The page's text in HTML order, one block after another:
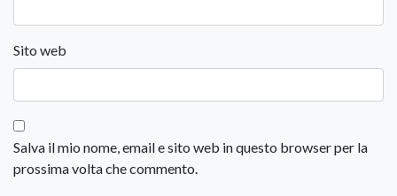
Sito web
Salva il mio nome, email e sito web in questo browser per la
prossima volta che commento.